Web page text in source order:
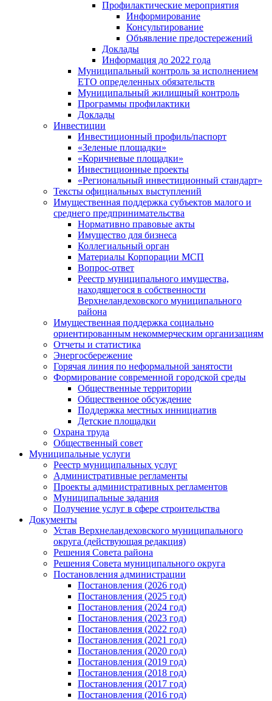
Профилактические мероприятия
Информирование
Консультирование
Объявление предостережений
Доклады
Информация до 2022 года
Муниципальный контроль за исполнением
ЕТО определенных обязательств
Муниципальный жилищный контроль
Программы профилактики
Доклады
Инвестиции
Инвестиционный профиль/паспорт
«Зеленые площадки»
«Коричневые площадки»
Инвестиционные проекты
«Региональный инвестиционный стандарт»
Тексты официальных выступлений
Имущественная поддержка субъектов малого и
среднего предпринимательства
Нормативно правовые акты
Имущество для бизнеса
Коллегиальный орган
Материалы Корпорации МСП
Вопрос-ответ
Реестр муниципального имущества,
находящегося в собственности
Верхнеландеховского муниципального
района
Имущественная поддержка социально
ориентированным некоммерческим организациям
Отчеты и статистика
Энергосбережение
Горячая линия по неформальной занятости
Формирование современной городской среды
Общественные территории
Общественное обсуждение
Поддержка местных иннициатив
Детские площадки
Охрана труда
Общественный совет
Муниципальные услуги
Реестр муниципальных услуг
Административные регламенты
Проекты административных регламентов
Муниципальные задания
Получение услуг в сфере строительства
Документы
Устав Верхнеландеховского муниципального
округа (действующая редакция)
Решения Совета района
Решения Совета муниципального округа
Постановления администрации
Постановления (2026 год)
Постановления (2025 год)
Постановления (2024 год)
Постановления (2023 год)
Постановления (2022 год)
Постановления (2021 год)
Постановления (2020 год)
Постановления (2019 год)
Постановления (2018 год)
Постановления (2017 год)
Постановления (2016 год)